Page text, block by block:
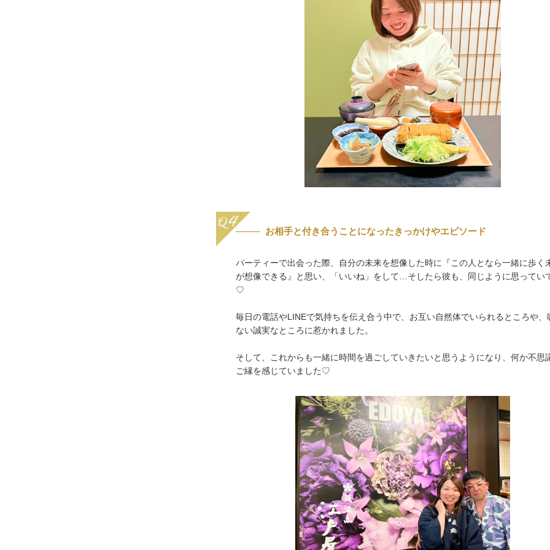
お相手と付き合うことになったきっかけやエピソード
パーティーで出会った際、自分の未来を想像した時に『この人となら一緒に歩く
が想像できる』と思い、「いいね」をして…そしたら彼も、同じように思って
♡
毎日の電話やLINEで気持ちを伝え合う中で、お互い自然体でいられるところや、
ない誠実なところに惹かれました。
そして、これからも一緒に時間を過ごしていきたいと思うようになり、何か不思
ご縁を感じていました♡